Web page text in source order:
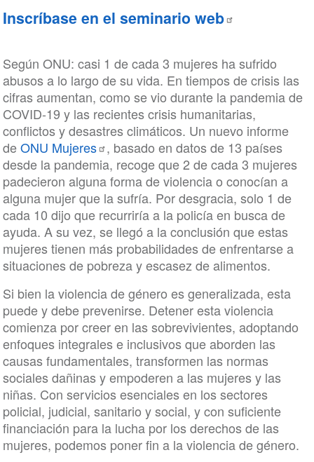
Inscríbase en el seminario web
Según ONU: casi 1 de cada 3 mujeres ha sufrido
abusos a lo largo de su vida. En tiempos de crisis las
cifras aumentan, como se vio durante la pandemia de
COVID-19 y las recientes crisis humanitarias,
conflictos y desastres climáticos. Un nuevo informe
deONU Mujeres , basado en datos de 13 países
desde la pandemia, recoge que 2 de cada 3 mujeres
padecieron alguna forma de violencia o conocían a
alguna mujer que la sufría. Por desgracia, solo 1 de
cada 10 dijo que recurriría a la policía en busca de
ayuda. A su vez, se llegó a la conclusión que estas
mujeres tienen más probabilidades de enfrentarse a
situaciones de pobreza y escasez de alimentos.
Si bien la violencia de género es generalizada, esta
puede y debe prevenirse. Detener esta violencia
comienza por creer en las sobrevivientes, adoptando
enfoques integrales e inclusivos que aborden las
causas fundamentales, transformen las normas
sociales dañinas y empoderen a las mujeres y las
niñas. Con servicios esenciales en los sectores
policial, judicial, sanitario y social, y con suficiente
financiación para la lucha por los derechos de las
mujeres, podemos poner fin a la violencia de género.